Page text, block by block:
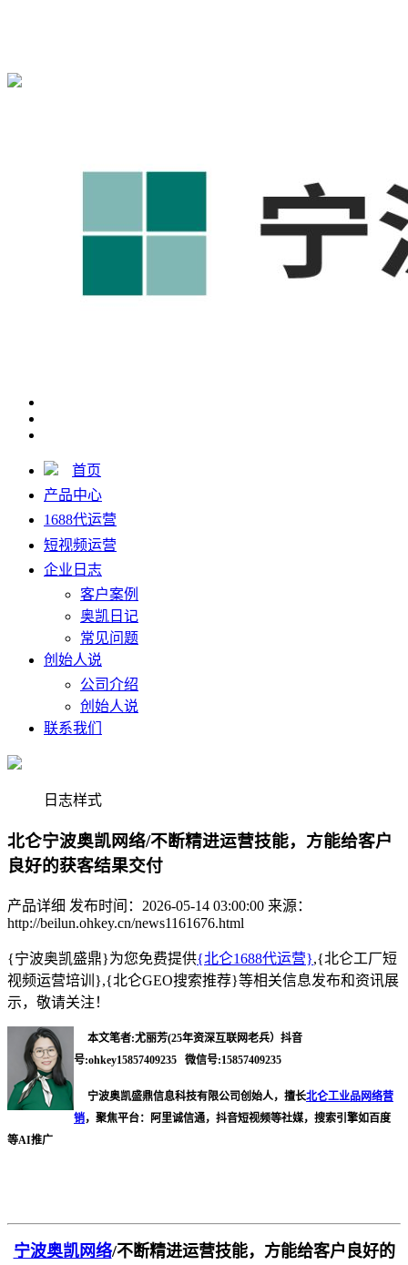
首页
产品中心
1688代运营
短视频运营
企业日志
客户案例
奥凯日记
常见问题
创始人说
公司介绍
创始人说
联系我们
日志样式
北仑宁波奥凯网络/不断精进运营技能，方能给客户
良好的获客结果交付
产品详细 发布时间：2026-05-14 03:00:00 来源：
http://beilun.ohkey.cn/news1161676.html
{宁波奥凯盛鼎}为您免费提供{北仑1688代运营},{北仑工厂短
视频运营培训},{北仑GEO搜索推荐}等相关信息发布和资讯展
示，敬请关注！
本文笔者:尤丽芳(25年资深互联网老兵）抖音
号:ohkey15857409235 微信号:15857409235
宁波奥凯盛鼎信息科技有限公司创始人，擅长北仑工业品网络营
销，聚焦平台：阿里诚信通，抖音短视频等社媒，搜索引擎如百度
等AI推广
宁波奥凯网络/不断精进运营技能，方能给客户良好的